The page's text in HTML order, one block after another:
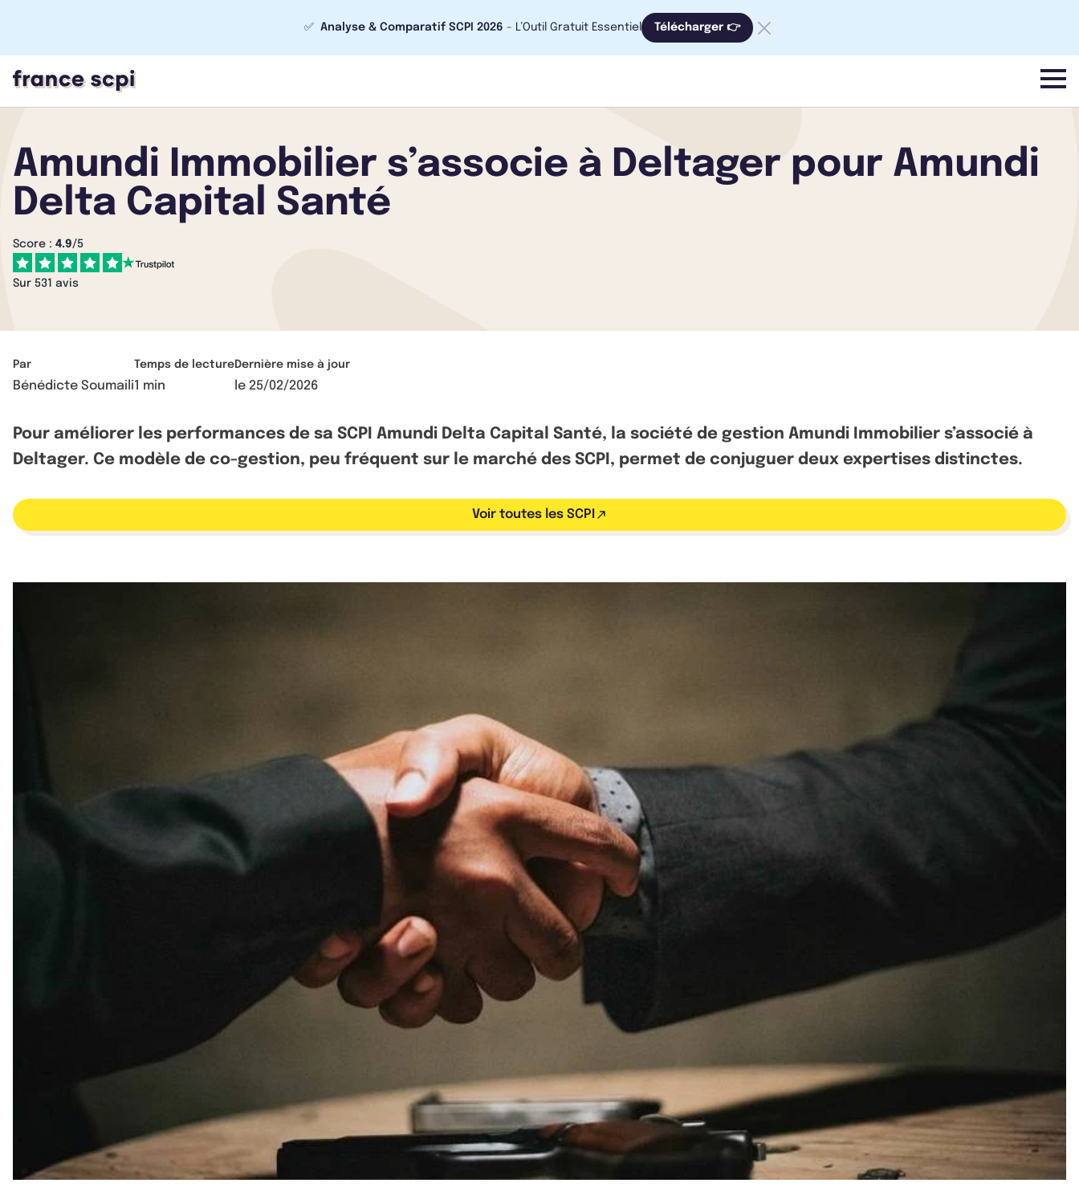
✅ Analyse & Comparatif SCPI 2026 - L’Outil Gratuit Essentiel Télécharger 👉
menu
Amundi Immobilier s’associe à Deltager pour Amundi
Delta Capital Santé
Score : 4.9/5
Sur 531 avis
Par
Bénédicte Soumaili
Temps de lecture
1 min
Dernière mise à jour
le 25/02/2026
Pour améliorer les performances de sa SCPI Amundi Delta Capital Santé, la société de gestion Amundi Immobilier s’associé à
Deltager. Ce modèle de co-gestion, peu fréquent sur le marché des SCPI, permet de conjuguer deux expertises distinctes.
Voir toutes les SCPI